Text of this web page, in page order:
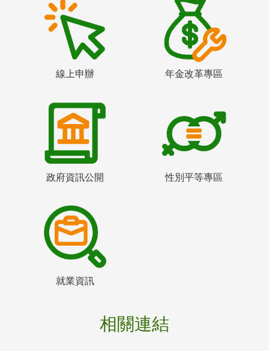
線上申辦 年金改革專區
政府資訊公開 性別平等專區
就業資訊
相關連結